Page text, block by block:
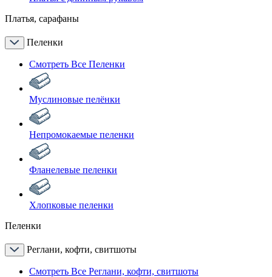
Платья, сарафаны
Пеленки
Смотреть Все Пеленки
Муслиновые пелёнки
Непромокаемые пеленки
Фланелевые пеленки
Хлопковые пеленки
Пеленки
Реглани, кофти, свитшоты
Смотреть Все Реглани, кофти, свитшоты